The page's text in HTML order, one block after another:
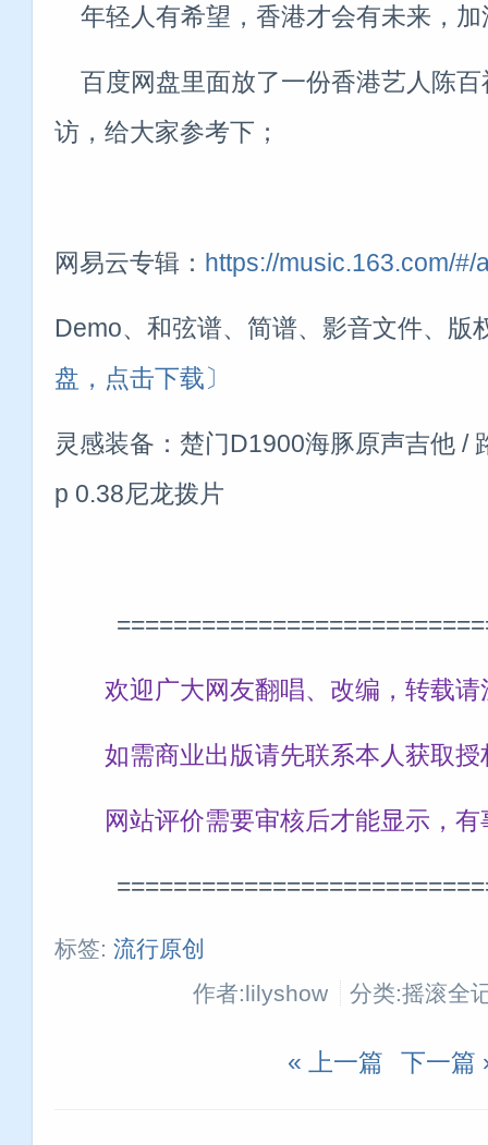
年轻人有希望，香港才会有未来，加
百度网盘里面放了一份香港艺人陈百
访，给大家参考下；
网易云专辑： https://music.163.com/
Demo、和弦谱、简谱、影音文件、版
盘，点击下载〕
灵感装备：楚门D1900海豚原声吉他 /
p 0.38尼龙拨片
欢迎广大网友翻唱、改编，转载请
如需商业出版请先联系本人获取
网站评价需要审核后才能显示，
标签: 流行原创
作者:lilyshow
分类:摇滚全
« 上一篇 下一篇